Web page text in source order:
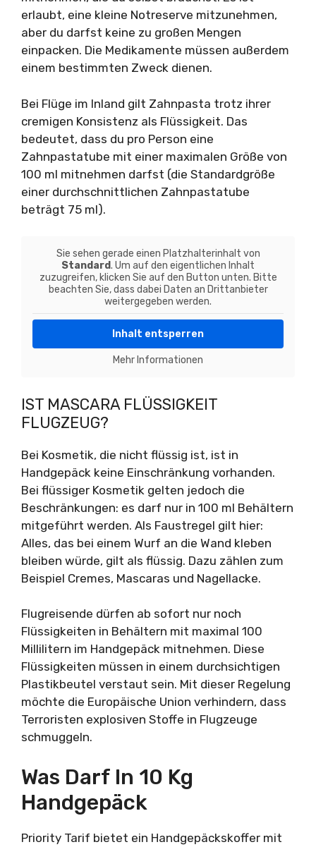
erlaubt, eine kleine Notreserve mitzunehmen,
aber du darfst keine zu großen Mengen
einpacken. Die Medikamente müssen außerdem
einem bestimmten Zweck dienen.
Bei Flüge im Inland gilt Zahnpasta trotz ihrer
cremigen Konsistenz als Flüssigkeit. Das
bedeutet, dass du pro Person eine
Zahnpastatube mit einer maximalen Größe von
100 ml mitnehmen darfst (die Standardgröße
einer durchschnittlichen Zahnpastatube
beträgt 75 ml).
Sie sehen gerade einen Platzhalterinhalt von
Standard. Um auf den eigentlichen Inhalt
zuzugreifen, klicken Sie auf den Button unten. Bitte
beachten Sie, dass dabei Daten an Drittanbieter
weitergegeben werden.
Inhalt entsperren
Mehr Informationen
IST MASCARA FLÜSSIGKEIT
FLUGZEUG?
Bei Kosmetik, die nicht flüssig ist, ist in
Handgepäck keine Einschränkung vorhanden.
Bei flüssiger Kosmetik gelten jedoch die
Beschränkungen: es darf nur in 100 ml Behältern
mitgeführt werden. Als Faustregel gilt hier:
Alles, das bei einem Wurf an die Wand kleben
bleiben würde, gilt als flüssig. Dazu zählen zum
Beispiel Cremes, Mascaras und Nagellacke.
Flugreisende dürfen ab sofort nur noch
Flüssigkeiten in Behältern mit maximal 100
Millilitern im Handgepäck mitnehmen. Diese
Flüssigkeiten müssen in einem durchsichtigen
Plastikbeutel verstaut sein. Mit dieser Regelung
möchte die Europäische Union verhindern, dass
Terroristen explosiven Stoffe in Flugzeuge
schmuggeln.
Was Darf In 10 Kg
Handgepäck
Priority Tarif bietet ein Handgepäckskoffer mit